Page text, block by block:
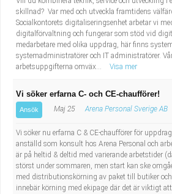
skillnad? Var med och utveckla framtidens
Socialkontorets digitaliseringsenhet arbetar vi
digitalförvaltning och fungerar som stöd vid
medarbetare med olika uppdrag, här finns
systemadministratörer och IT administratörer.
arbetsuppgifterna omväx...
Visa mer
Vi söker erfarna C- och CE-chaufförer!
Ansök Maj 25 Arena Personal Sverige AB
Vi söker nu erfarna C & CE-chaufförer för
anställd som konsult hos Arena Personal och
är på heltid & deltid med varierande arbetstider
störst under sommaren, men start kan ske
med distributionskörning av paket till butiker
innebär körning med ekipage där det är viktigt